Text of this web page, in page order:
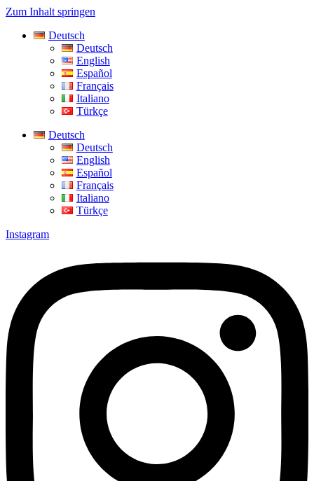
Zum Inhalt springen
Deutsch
Deutsch
English
Español
Français
Italiano
Türkçe
Deutsch
Deutsch
English
Español
Français
Italiano
Türkçe
Instagram